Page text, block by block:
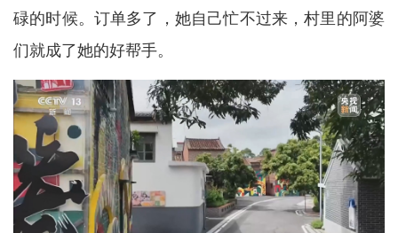
碌的时候。订单多了，她自己忙不过来，村里的阿婆
们就成了她的好帮手。